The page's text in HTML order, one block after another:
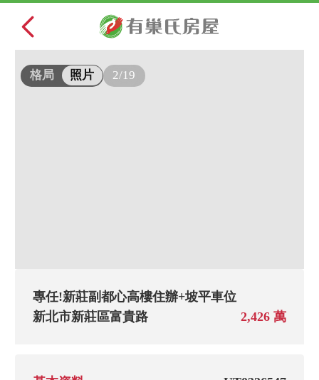
格局 照片 2/19
專任!新莊副都心高樓住辦+坡平車位
新北市新莊區富貴路
2,426 萬